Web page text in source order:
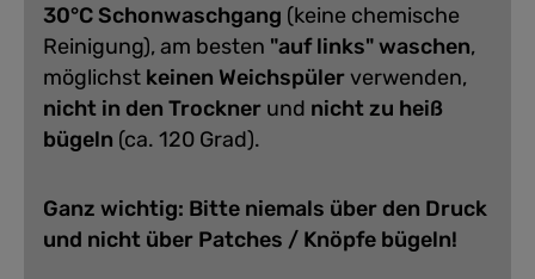
30°C Schonwaschgang (keine chemische
Reinigung), am besten "auf links" waschen,
möglichst keinen Weichspülerverwenden,
nicht in den Trockner und nicht zu heiß
bügeln (ca. 120 Grad).
Ganz wichtig: Bitte niemals über den Druck
und nicht über Patches / Knöpfe bügeln!